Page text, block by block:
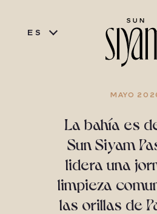
ES
MAYO
La bahía es
Sun Siyam
lidera una
limpieza
las orillas de